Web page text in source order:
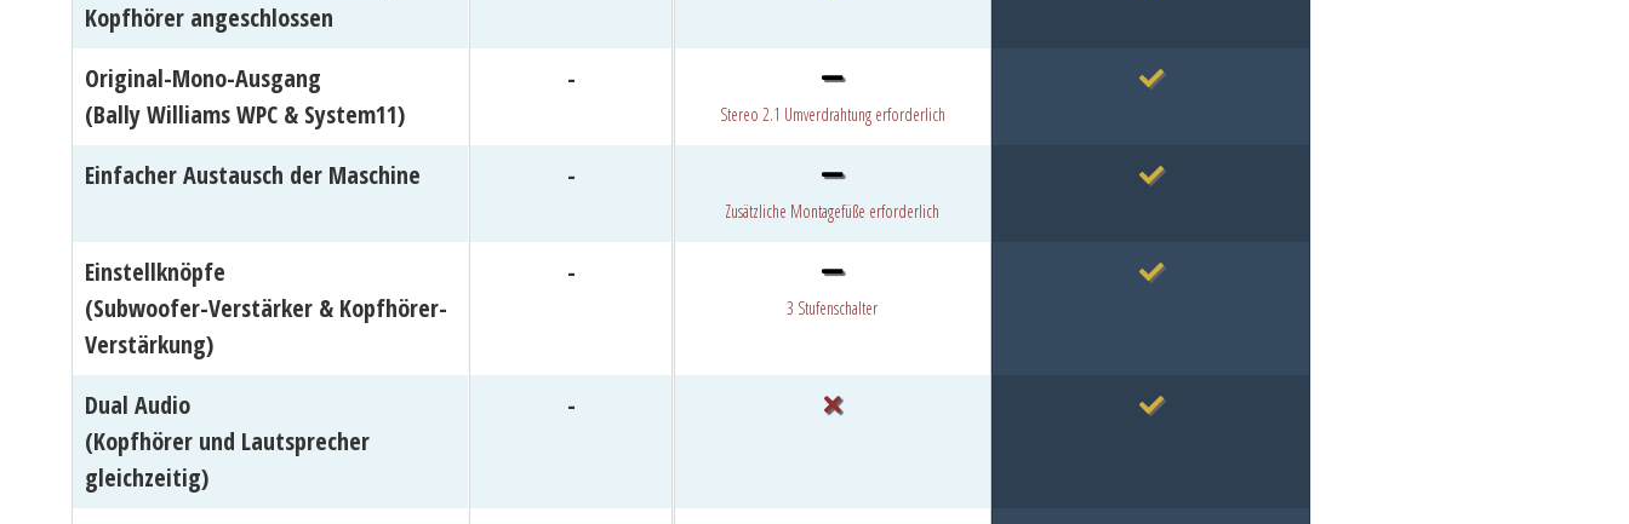
Kopfhörer angeschlossen
Original-Mono-Ausgang
(Bally Williams WPC & System11)
Einfacher Austausch der Maschine
Einstellknöpfe
(Subwoofer-Verstärker & Kopfhörer-
Verstärkung)
Dual Audio
(Kopfhörer und Lautsprecher
gleichzeitig)
-
-
-
-
Stereo 2.1 Umverdrahtung erforderlich
Zusätzliche Montagefüße erforderlich
3 Stufenschalter